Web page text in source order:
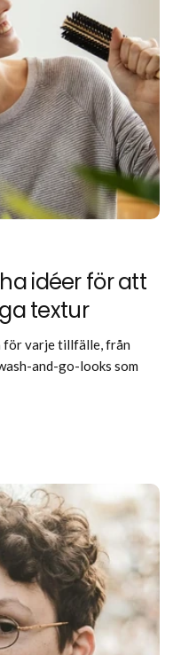
idéer för att
textur
för varje tillfälle, från
and-go-looks som